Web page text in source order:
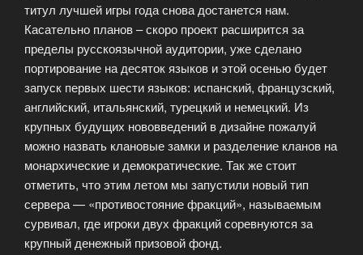
титул лучшей игры года снова достанется нам.
Касательно планов – скоро проект расширится за
пределы русскоязычной аудитории, уже сделано
портирование на десяток языков и этой осенью будет
запуск первых шести языков: испанский, французский,
английский, итальянский, турецкий и немецкий. Из
крупных будущих нововведений в дизайне пожалуй
можно назвать клановые замки и разделение кланов на
монархические и демократические. Так же стоит
отметить, что этим летом мы запустили новый тип
сервера — «противостояние фракций», называемым
сурвивал, где игроки двух фракций соревнуются за
крупный денежный призовой фонд.